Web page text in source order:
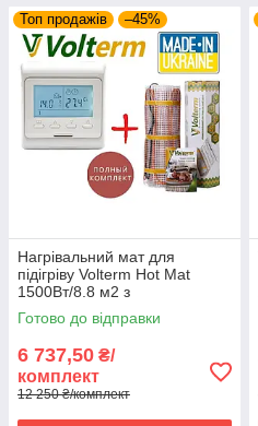
Топ продажів –45%
Нагрівальний мат для
підігріву Volterm Hot Mat
1500Вт/8.8 м2 з
програмованим
терморегулятором E51
Готово до відправки
6 737,50 ₴/
комплект
12 250 ₴/комплект